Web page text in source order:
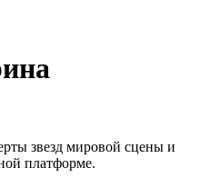
звезд мировой сцены и
платформе.